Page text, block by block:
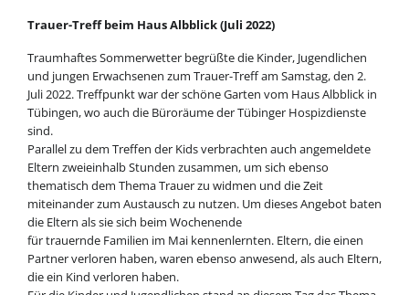
Trauer-Treff beim Haus Albblick (Juli 2022)
Traumhaftes Sommerwetter begrüßte die Kinder, Jugendlichen
und jungen Erwachsenen zum Trauer-Treff am Samstag, den 2.
Juli 2022. Treffpunkt war der schöne Garten vom Haus Albblick in
Tübingen, wo auch die Büroräume der Tübinger Hospizdienste
sind.
Parallel zu dem Treffen der Kids verbrachten auch angemeldete
Eltern zweieinhalb Stunden zusammen, um sich ebenso
thematisch dem Thema Trauer zu widmen und die Zeit
miteinander zum Austausch zu nutzen. Um dieses Angebot baten
die Eltern als sie sich beim Wochenende
für trauernde Familien im Mai kennenlernten. Eltern, die einen
Partner verloren haben, waren ebenso anwesend, als auch Eltern,
die ein Kind verloren haben.